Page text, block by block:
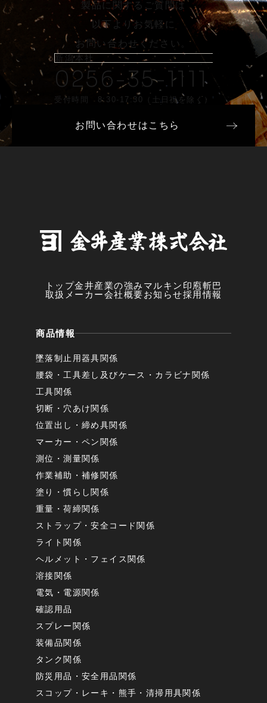
製品に関するご質問は
以下よりお気軽に
お問い合わせください。
新潟本社
0256-35-1111
受付時間 8:30-17:30（土日祝を除く）
お問い合わせはこちら
トップ金井産業の強み マルキン印 庖斬巴
取扱メーカー会社概要お知らせ採用情報
商品情報
墜落制止用器具関係
腰袋・工具差し及びケース・カラビナ関係
工具関係
切断・穴あけ関係
位置出し・締め具関係
マーカー・ペン関係
測位・測量関係
作業補助・補修関係
塗り・慣らし関係
重量・荷締関係
ストラップ・安全コード関係
ライト関係
ヘルメット・フェイス関係
溶接関係
電気・電源関係
確認用品
スプレー関係
装備品関係
タンク関係
防災用品・安全用品関係
スコップ・レーキ・熊手・清掃用具関係